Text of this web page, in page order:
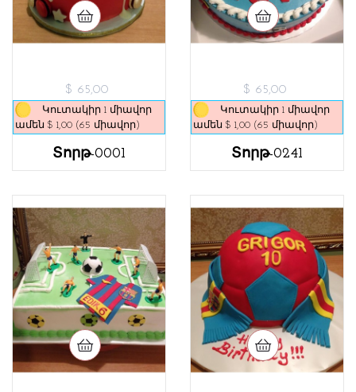
$ 65,00
Կուտակիր 1 միավոր
ամեն $ 1,00 (65 միավոր)
Տորթ-0001
$ 65,00
Կուտակիր 1 միավոր
ամեն $ 1,00 (65 միավոր)
Տորթ-0241